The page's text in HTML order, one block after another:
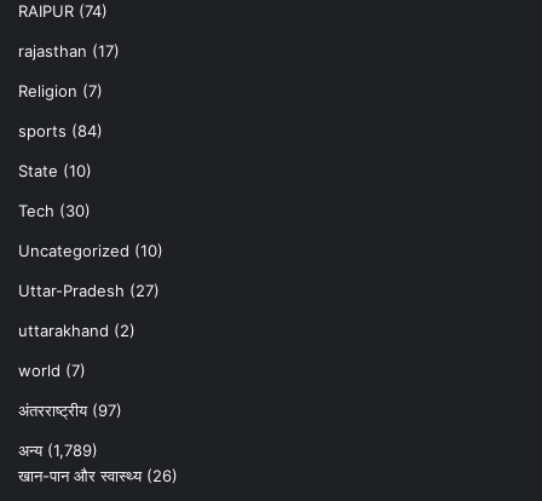
RAIPUR (74)
rajasthan (17)
Religion (7)
sports (84)
State (10)
Tech (30)
Uncategorized (10)
Uttar-Pradesh (27)
uttarakhand (2)
world (7)
अंतरराष्ट्रीय(97)
अन्‍य(1,789)
खान-पान और स्वास्थ्य(26)